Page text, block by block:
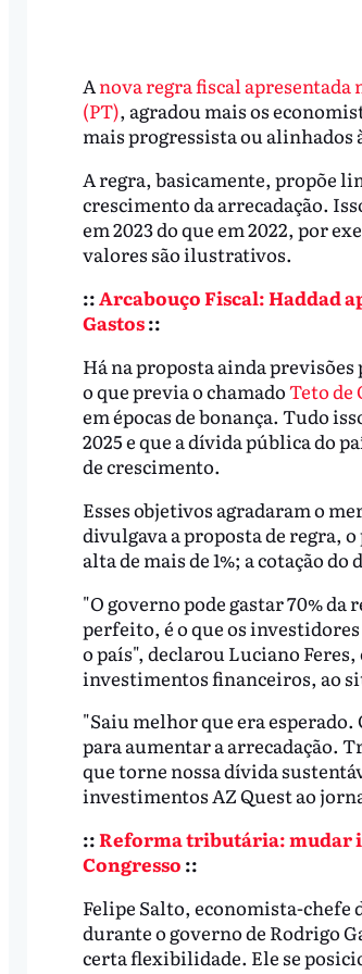
Anova regra fiscal
(PT), agradou mais os
mais progressista ou alinhados
A regra, basicamente, propõe
crescimento da arrecadação.
em 2023 do que em 2022, por
valores são ilustrativos.
::Arcabouço Fiscal: Haddad
Gastos::
Há na proposta ainda
o que previa o chamadoTeto de
em épocas de bonança. Tudo
2025 e que a dívida pública do
de crescimento.
Esses objetivos agradaram o
divulgava a proposta de regra,
alta de mais de 1%; a cotação do
"O governo pode gastar 70% da
perfeito, é o que os
o país", declarou Luciano
investimentos financeiros, ao
"Saiu melhor que era
para aumentar a arrecadação.
que torne nossa dívida
investimentos AZ Quest ao
::Reforma tributária: mudar
Congresso ::
Felipe Salto, economista-chefe
durante o governo de Rodrigo
certa flexibilidade. Ele se